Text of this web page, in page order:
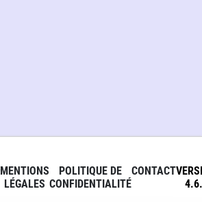
MENTIONS
LÉGALES
POLITIQUE DE
CONFIDENTIALITÉ
CONTACT